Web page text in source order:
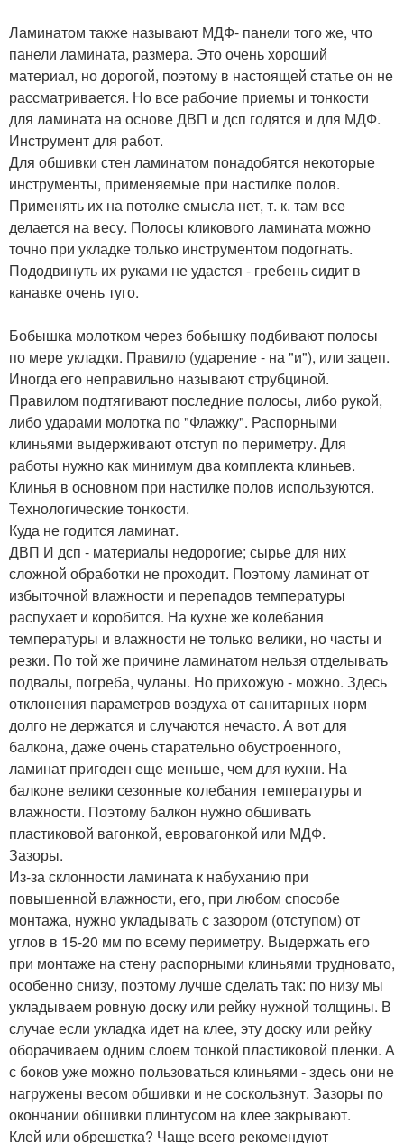
Ламинатом также называют МДФ- панели того же, что
панели ламината, размера. Это очень хороший
материал, но дорогой, поэтому в настоящей статье он не
рассматривается. Но все рабочие приемы и тонкости
для ламината на основе ДВП и дсп годятся и для МДФ.
Инструмент для работ.
Для обшивки стен ламинатом понадобятся некоторые
инструменты, применяемые при настилке полов.
Применять их на потолке смысла нет, т. к. там все
делается на весу. Полосы кликового ламината можно
точно при укладке только инструментом подогнать.
Пододвинуть их руками не удастся - гребень сидит в
канавке очень туго.
Бобышка молотком через бобышку подбивают полосы
по мере укладки. Правило (ударение - на "и"), или зацеп.
Иногда его неправильно называют струбциной.
Правилом подтягивают последние полосы, либо рукой,
либо ударами молотка по "Флажку". Распорными
клиньями выдерживают отступ по периметру. Для
работы нужно как минимум два комплекта клиньев.
Клинья в основном при настилке полов используются.
Технологические тонкости.
Куда не годится ламинат.
ДВП И дсп - материалы недорогие; сырье для них
сложной обработки не проходит. Поэтому ламинат от
избыточной влажности и перепадов температуры
распухает и коробится. На кухне же колебания
температуры и влажности не только велики, но часты и
резки. По той же причине ламинатом нельзя отделывать
подвалы, погреба, чуланы. Но прихожую - можно. Здесь
отклонения параметров воздуха от санитарных норм
долго не держатся и случаются нечасто. А вот для
балкона, даже очень старательно обустроенного,
ламинат пригоден еще меньше, чем для кухни. На
балконе велики сезонные колебания температуры и
влажности. Поэтому балкон нужно обшивать
пластиковой вагонкой, евровагонкой или МДФ.
Зазоры.
Из-за склонности ламината к набуханию при
повышенной влажности, его, при любом способе
монтажа, нужно укладывать с зазором (отступом) от
углов в 15-20 мм по всему периметру. Выдержать его
при монтаже на стену распорными клиньями трудновато,
особенно снизу, поэтому лучше сделать так: по низу мы
укладываем ровную доску или рейку нужной толщины. В
случае если укладка идет на клее, эту доску или рейку
оборачиваем одним слоем тонкой пластиковой пленки. А
с боков уже можно пользоваться клиньями - здесь они не
нагружены весом обшивки и не соскользнут. Зазоры по
окончании обшивки плинтусом на клее закрывают.
Клей или обрешетка? Чаще всего рекомендуют